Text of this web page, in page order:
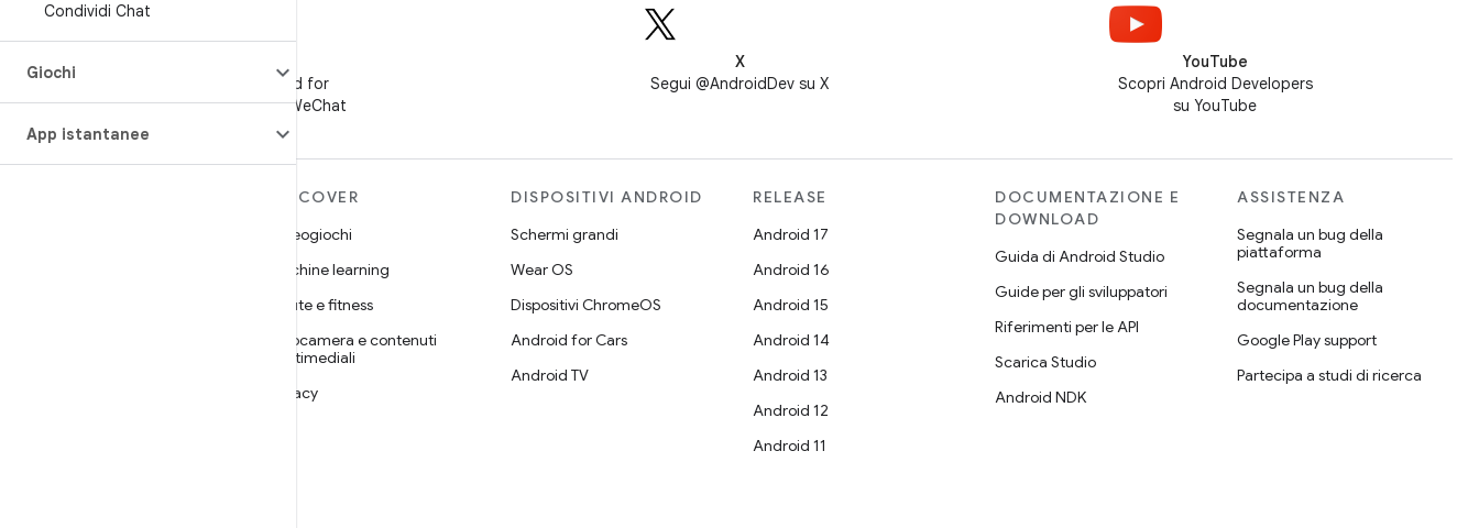
Condividi Chat
Giochi
App istantanee
Segui Android for
Developers su WeChat
X
Segui @AndroidDev su X
YouTube
Scopri Android Developers
su YouTube
DISCOVER
Videogiochi
Machine learning
Salute e fitness
Fotocamera e contenuti
multimediali
Privacy
DISPOSITIVI ANDROID
Schermi grandi
Wear OS
Dispositivi ChromeOS
Android for Cars
Android TV
RELEASE
Android 17
Android 16
Android 15
Android 14
Android 13
Android 12
Android 11
DOCUMENTAZIONE E
DOWNLOAD
Guida di Android Studio
Guide per gli sviluppatori
Riferimenti per le API
Scarica Studio
Android NDK
ASSISTENZA
Segnala un bug della
piattaforma
Segnala un bug della
documentazione
Google Play support
Partecipa a studi di ricerca